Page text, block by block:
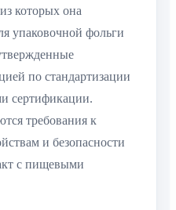
которых она
упаковочной фольги
по стандартизации
сертификации.
требования к
и безопасности
с пищевыми